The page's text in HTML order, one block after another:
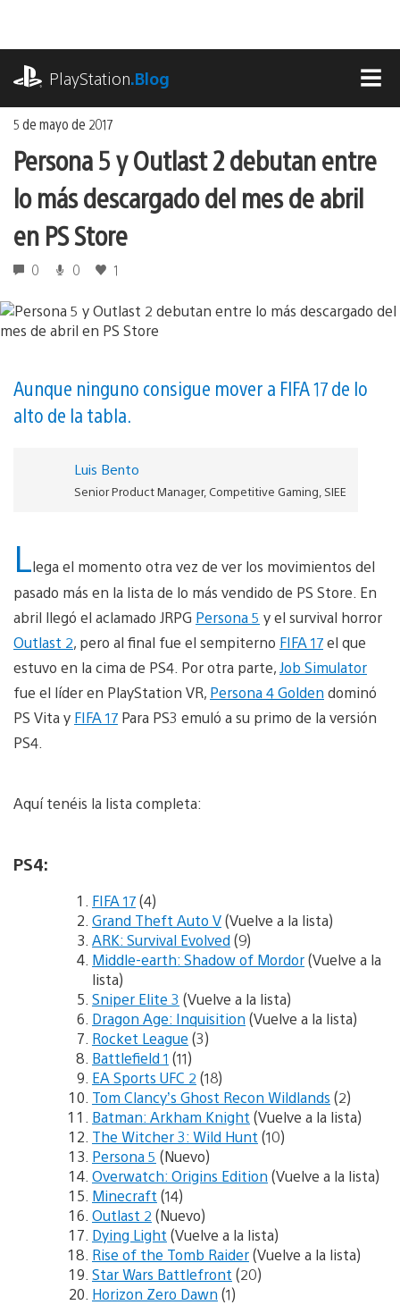
contenido
PlayStation.Blog
5 de mayo de 2017
Persona 5 y Outlast 2 debutan entre
lo más descargado del mes de abril
en PS Store
0 0 1
Aunque ninguno consigue mover a FIFA 17 de lo
alto de la tabla.
Luis Bento
Senior Product Manager, Competitive Gaming, SIEE
Llega el momento otra vez de ver los movimientos del
pasado más en la lista de lo más vendido de PS Store. En
abril llegó el aclamado JRPG Persona 5 y el survival horror
Outlast 2, pero al final fue el sempiterno FIFA 17el que
estuvo en la cima de PS4. Por otra parte,Job Simulator
fue el líder en PlayStation VR, Persona 4 Golden dominó
PS Vita y FIFA 17 Para PS3 emuló a su primo de la versión
PS4.
Aquí tenéis la lista completa:
PS4:
FIFA 17(4)
Grand Theft Auto V(Vuelve a la lista)
ARK: Survival Evolved (9)
Middle-earth: Shadow of Mordor(Vuelve a la
lista)
Sniper Elite 3 (Vuelve a la lista)
Dragon Age: Inquisition (Vuelve a la lista)
Rocket League (3)
Battlefield 1 (11)
EA Sports UFC 2 (18)
Tom Clancy’s Ghost Recon Wildlands (2)
Batman: Arkham Knight (Vuelve a la lista)
The Witcher 3: Wild Hunt (10)
Persona 5 (Nuevo)
Overwatch: Origins Edition (Vuelve a la lista)
Minecraft (14)
Outlast 2 (Nuevo)
Dying Light (Vuelve a la lista)
Rise of the Tomb Raider(Vuelve a la lista)
Star Wars Battlefront (20)
Horizon Zero Dawn (1)